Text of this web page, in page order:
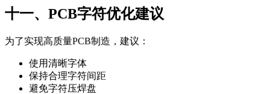
十一、PCB字符优化建议
为了实现高质量PCB制造，建议：
使用清晰字体
保持合理字符间距
避免字符压焊盘